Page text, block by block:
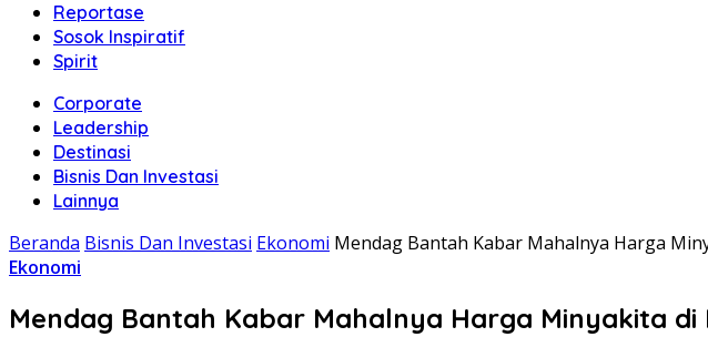
Reportase
Sosok Inspiratif
Spirit
Corporate
Leadership
Destinasi
Bisnis Dan Investasi
Lainnya
Beranda Bisnis Dan Investasi Ekonomi Mendag Bantah Kabar Mahalnya Harga
Ekonomi
Mendag Bantah Kabar Mahalnya Harga Minyakita